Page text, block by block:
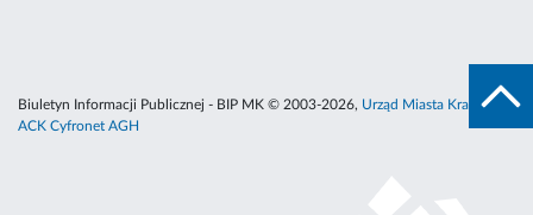
Biuletyn Informacji Publicznej - BIP MK © 2003-2026, Urząd Miasta Krakowa
ACK Cyfronet AGH